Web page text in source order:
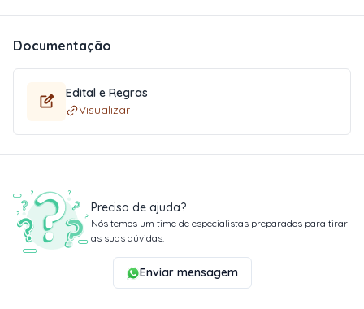
Documentação
Edital e Regras
Visualizar
Precisa de ajuda?
Nós temos um time de especialistas preparados para tirar
as suas dúvidas.
Enviar mensagem